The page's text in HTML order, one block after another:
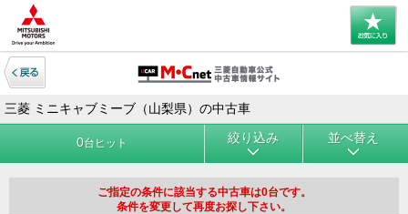
三菱 ミニキャブミーブ（山梨県）の中古車
0台ヒット 絞り込み 並べ替え
ご指定の条件に該当する中古車は0台です。
条件を変更して再度お探し下さい。